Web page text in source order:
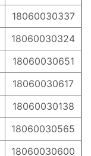
18060030337
18060030324
18060030651
18060030617
18060030138
18060030565
18060030600